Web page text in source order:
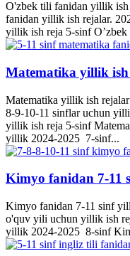
O'zbek tili fanidan yillik
fanidan yillik ish rejalar.
yillik ish reja 5-sinf
Matematika yillik
Matematika yillik ish
8-9-10-11 sinflar uchun
yillik ish reja 5-sinf
yillik 2024-2025 7-sinf...
Kimyo fanidan 7-11
Kimyo fanidan 7-11 sinf
o'quv yili uchun yillik ish
yillik 2024-2025 8-sinf